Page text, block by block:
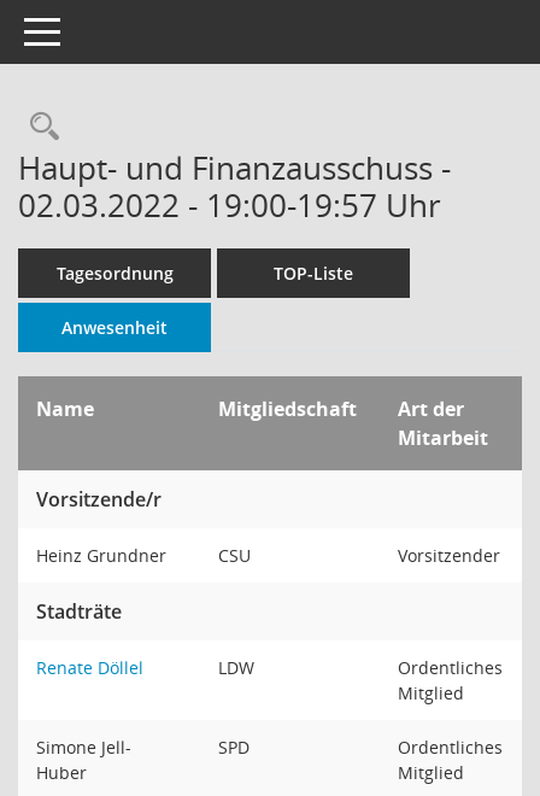
Toggle navigation
Rechercheauswahl
Haupt- und Finanzausschuss -
02.03.2022 - 19:00-19:57 Uhr
Tagesordnung TOP-Liste
Anwesenheit
Name Mitgliedschaft
Art der
Mitarbeit
Vorsitzende/r
Heinz Grundner CSU Vorsitzender
Stadträte
Renate Döllel LDW
Ordentliches
Mitglied
Simone Jell-
Huber
SPD
Ordentliches
Mitglied